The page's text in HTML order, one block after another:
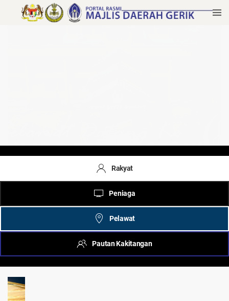
Rakyat
Peniaga
Pelawat
Pautan Kakitangan